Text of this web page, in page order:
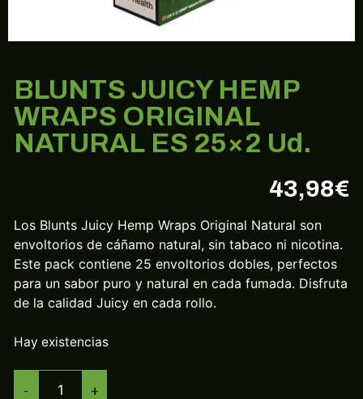
BLUNTS JUICY HEMP
WRAPS ORIGINAL
NATURAL ES 25×2 Ud.
43,98€
Los Blunts Juicy Hemp Wraps Original Natural son
envoltorios de cáñamo natural, sin tabaco ni nicotina.
Este pack contiene 25 envoltorios dobles, perfectos
para un sabor puro y natural en cada fumada. Disfruta
de la calidad Juicy en cada rollo.
Hay existencias
- +